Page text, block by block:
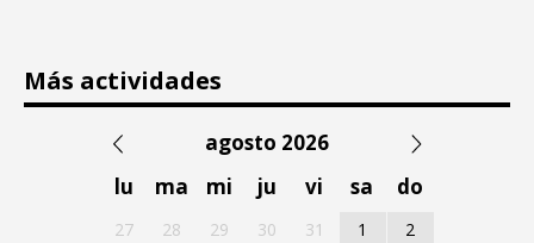
Más actividades
agosto 2026
lu
ma mi ju vi sa do
27 28 29 30 31 1
2